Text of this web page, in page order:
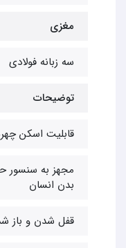
مغزی
سه زبانه فولادی
توضیحات
قابلیت اسکن
مجهز به
بدن انسان
قفل شدن و باز